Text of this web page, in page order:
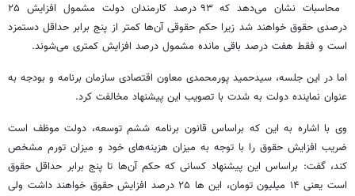
محاسبات نشان می‌دهد که ۹۳ درصد کارمندان دولت مشمول افزایش ۲۵
درصدی حقوق خواهند شد زیرا حکم حقوقی آن‌ها کمتر از پنج برابر حداقل دستمزد
است و فقط هفت درصد باقی مانده مشمول درصد افزایش کمتری می‌شوند.
اما در این جلسه، سیدحمید پورمحمدی معاون اقتصادی سازمان برنامه و بودجه به
عنوان نماینده دولت به شدت با تصویب این پیشنهاد مخالفت کرد.
وی با اشاره به این که براساس قانون برنامه ششم توسعه، دولت موظف است
ضریب افزایش حقوق را با توجه به میزان هزینه‌های خود و میزان تورم مشخص
کند، گفت: براساس این پیشنهاد کسانی که حکم آن‌ها تا پنج برابر حداقل حقوق
است یعنی ۱۴ میلیون تومان، این ها ۲۵ درصد افزایش حقوق خواهند داشت ولی